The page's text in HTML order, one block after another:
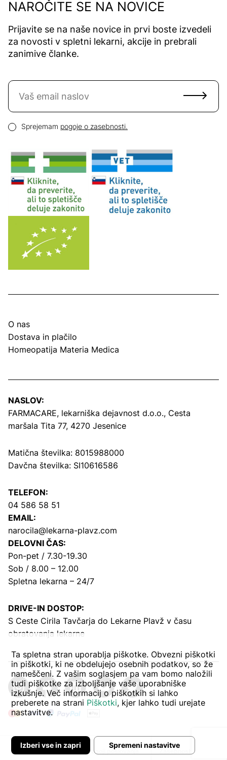
NAROČITE SE NA NOVICE
Prijavite se na naše novice in prvi boste izvedeli
za novosti v spletni lekarni, akcije in prebrali
zanimive članke.
Naročite se na novice
Pogoji zasebnosti
Sprejemam pogoje o zasebnosti.
O nas
Dostava in plačilo
Homeopatija Materia Medica
NASLOV:
FARMACARE, lekarniška dejavnost d.o.o., Cesta
maršala Tita 77, 4270 Jesenice
Matična številka: 8015988000
Davčna številka: SI10616586
TELEFON:
04 586 58 51
EMAIL:
narocila@lekarna-plavz.com
DELOVNI ČAS:
Pon-pet / 7.30-19.30
Sob / 8.00 – 12.00
Spletna lekarna – 24/7
DRIVE-IN DOSTOP:
S Ceste Cirila Tavčarja do Lekarne Plavž v času
obratovanja lekarne
Pogoji poslovanja Zasebnost in piškoti
Ta spletna stran uporablja piškotke. Obvezni piškotki
in piškotki, ki ne obdelujejo osebnih podatkov, so že
nameščeni. Z vašim soglasjem pa vam bomo naložili
tudi piškotke za izboljšanje vaše uporabniške
izkušnje. Več informacij o piškotkih si lahko
preberete na strani Piškotki, kjer lahko tudi urejate
nastavitve.
Spremeni nastavitve
Izberi vse in zapri